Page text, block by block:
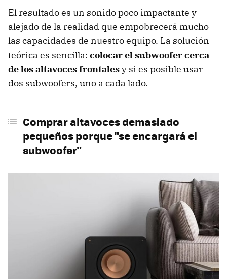
El resultado es un sonido poco impactante y
alejado de la realidad que empobrecerá mucho
las capacidades de nuestro equipo. La solución
teórica es sencilla: colocar el subwoofer cerca
de los altavoces frontalesy si es posible usar
dos subwoofers, uno a cada lado.
Comprar altavoces demasiado
pequeños porque "se encargará el
subwoofer"